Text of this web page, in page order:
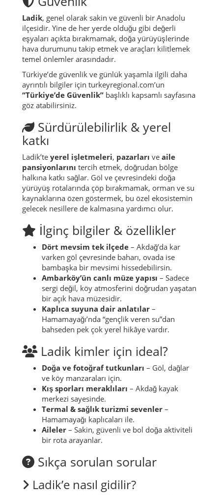
Ladik, genel olarak sakin ve güvenli bir Anadolu
ilçesidir. Yine de her yerde olduğu gibi değerli
eşyaları açıkta bırakmamak, doğa yürüyüşlerinde
hava durumunu takip etmek ve araçları kilitlemek
temel önlemler arasındadır.
Türkiye’de güvenlik ve günlük yaşamla ilgili daha
ayrıntılı bilgiler için turkeyregional.com’un
“Türkiye’de Güvenlik” başlıklı kapsamlı sayfasına
göz atabilirsiniz.
Sürdürülebilirlik & yerel
katkı
Ladik’te yerel işletmeleri, pazarları ve aile
pansiyonlarını tercih etmek, doğrudan bölge
halkına katkı sağlar. Göl ve çevresindeki doğa
yürüyüş rotalarında çöp bırakmamak, orman ve su
kaynaklarına özen göstermek, bu özel ekosistemin
gelecek nesillere de kalmasına yardımcı olur.
İlginç bilgiler & özellikler
Dört mevsim tek ilçede – Akdağ’da kar
varken göl çevresinde baharı, ovada ise
bambaşka bir mevsimi hissedebilirsin.
Ambarköy’ün canlı müze yapısı – Sadece
sergi değil, köy atmosferini doğrudan yaşatan
bir açık hava müzesidir.
Kaplıca suyuna dair anlatılar –
Hamamayağı’nda “gençlik veren su”dan
bahseden pek çok yerel hikâye vardır.
Ladik kimler için ideal?
Doğa ve fotoğraf tutkunları – Göl, dağlar
ve köy manzaraları için.
Kış sporları meraklıları – Akdağ kayak
merkezi sayesinde.
Termal & sağlık turizmi sevenler –
Hamamayağı kaplıcaları ile.
Aileler – Sakin, güvenli ve bol doğa aktiviteli
bir rota arayanlar.
Sıkça sorulan sorular
Ladik’e nasıl gidilir?